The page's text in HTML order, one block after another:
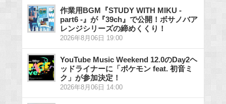
作業用BGM『STUDY WITH MIKU -
part6 -』が『39ch』で公開！ボサノバア
レンジシリーズの締めくくり！
2026年8月06日 19:00
YouTube Music Weekend 12.0のDay2ヘ
ッドライナーに「ポケモン feat. 初音ミ
ク」が参加決定！
2026年8月06日 14:00